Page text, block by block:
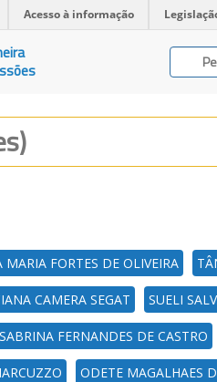
Acesso à informação
MARIA FORTES DE OLIVEIRA
CAMERA SEGAT SUELI
SABRINA FERNANDES DE CASTRO
ODETE MAGALHAES